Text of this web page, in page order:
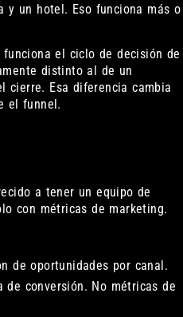
y un hotel. Eso funciona más o
el ciclo de decisión de
distinto al de un
cierre. Esa diferencia cambia
el funnel.
a tener un equipo de
con métricas de marketing.
de oportunidades por canal.
de conversión. No métricas de